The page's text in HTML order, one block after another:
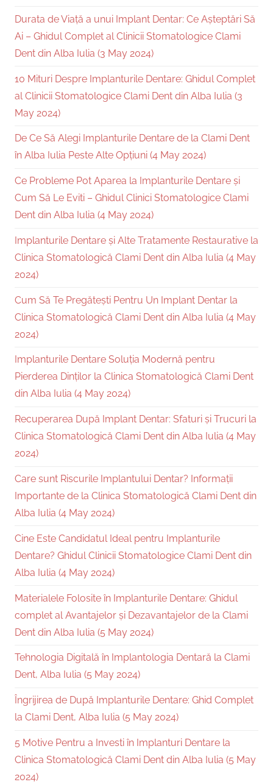
Durata de Viață a unui Implant Dentar: Ce Așteptări Să
Ai – Ghidul Complet al Clinicii Stomatologice Clami
Dent din Alba Iulia (3 May 2024)
10 Mituri Despre Implanturile Dentare: Ghidul Complet
al Clinicii Stomatologice Clami Dent din Alba Iulia (3
May 2024)
De Ce Să Alegi Implanturile Dentare de la Clami Dent
în Alba Iulia Peste Alte Opțiuni (4 May 2024)
Ce Probleme Pot Aparea la Implanturile Dentare și
Cum Să Le Eviti – Ghidul Clinici Stomatologice Clami
Dent din Alba Iulia (4 May 2024)
Implanturile Dentare și Alte Tratamente Restaurative la
Clinica Stomatologică Clami Dent din Alba Iulia (4 May
2024)
Cum Să Te Pregătești Pentru Un Implant Dentar la
Clinica Stomatologică Clami Dent din Alba Iulia (4 May
2024)
Implanturile Dentare Soluția Modernă pentru
Pierderea Dinților la Clinica Stomatologică Clami Dent
din Alba Iulia (4 May 2024)
Recuperarea După Implant Dentar: Sfaturi și Trucuri la
Clinica Stomatologică Clami Dent din Alba Iulia (4 May
2024)
Care sunt Riscurile Implantului Dentar? Informații
Importante de la Clinica Stomatologică Clami Dent din
Alba Iulia (4 May 2024)
Cine Este Candidatul Ideal pentru Implanturile
Dentare? Ghidul Clinicii Stomatologice Clami Dent din
Alba Iulia (4 May 2024)
Materialele Folosite în Implanturile Dentare: Ghidul
complet al Avantajelor și Dezavantajelor de la Clami
Dent din Alba Iulia (5 May 2024)
Tehnologia Digitală în Implantologia Dentară la Clami
Dent, Alba Iulia (5 May 2024)
Îngrijirea de După Implanturile Dentare: Ghid Complet
la Clami Dent, Alba Iulia (5 May 2024)
5 Motive Pentru a Investi în Implanturi Dentare la
Clinica Stomatologică Clami Dent din Alba Iulia (5 May
2024)